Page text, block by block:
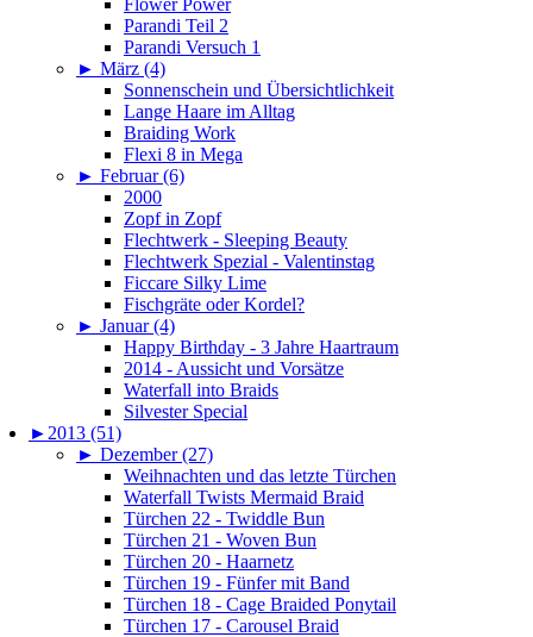
Flower Power
Parandi Teil 2
Parandi Versuch 1
► März (4)
Sonnenschein und Übersichtlichkeit
Lange Haare im Alltag
Braiding Work
Flexi 8 in Mega
► Februar (6)
2000
Zopf in Zopf
Flechtwerk - Sleeping Beauty
Flechtwerk Spezial - Valentinstag
Ficcare Silky Lime
Fischgräte oder Kordel?
► Januar (4)
Happy Birthday - 3 Jahre Haartraum
2014 - Aussicht und Vorsätze
Waterfall into Braids
Silvester Special
► 2013 (51)
► Dezember (27)
Weihnachten und das letzte Türchen
Waterfall Twists Mermaid Braid
Türchen 22 - Twiddle Bun
Türchen 21 - Woven Bun
Türchen 20 - Haarnetz
Türchen 19 - Fünfer mit Band
Türchen 18 - Cage Braided Ponytail
Türchen 17 - Carousel Braid